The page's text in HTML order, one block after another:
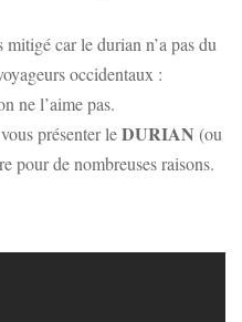
mitigé car le durian n’a pas du
occidentaux :
ne l’aime pas.
présenter leDURIAN (ou
de nombreuses raisons.